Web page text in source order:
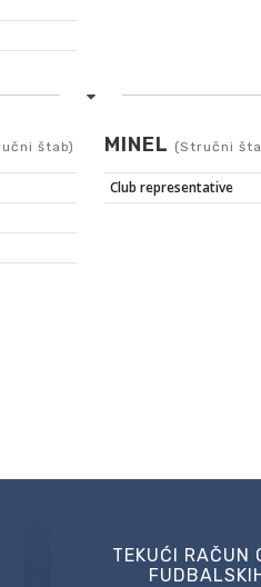
štab) MINEL (Stručni
Club representative
TEKUĆI RAČUN